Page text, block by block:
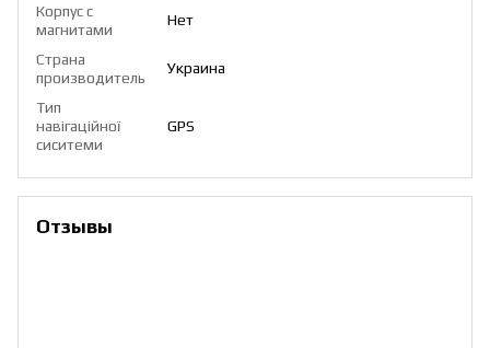
Корпус с
магнитами
Нет
Страна
производитель
Украина
Тип
навігаційної
сиситеми
GPS
Отзывы